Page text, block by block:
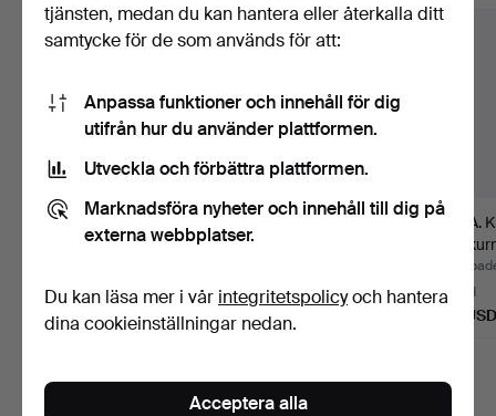
Keramik. Nylund, Kåge,
Gefle, rörstrand, U…
3 bud
53 USD
Qianlong "Imari" 1736…
3 bud
43 USD
KINA.
5 bud
211 USD
tjänsten, medan du kan hantera eller återkalla ditt
samtycke för de som används för att:
Anpassa funktioner och innehåll för dig
utifrån hur du använder plattformen.
Utveckla och förbättra plattformen.
Marknadsföra nyheter och innehåll till dig på
externa webbplatser.
Du kan läsa mer i vår integritetspolicyoch hantera
dina cookieinställningar nedan.
Acceptera alla